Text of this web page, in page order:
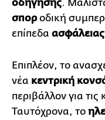
οδήγησης.
σποροδική
επίπεδα ασφάλειας
Επιπλέον, το
νέα κεντρική
περιβάλλον για
Ταυτόχρονα, το